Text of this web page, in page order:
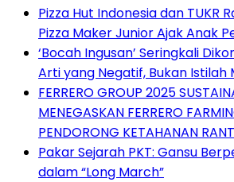
Pizza Hut Indonesia dan TUKR
Pizza Maker Junior Ajak Anak
‘Bocah Ingusan’ Seringkali
Arti yang Negatif, Bukan Istilah
FERRERO GROUP 2025
MENEGASKAN FERRERO
PENDORONG KETAHANAN
Pakar Sejarah PKT: Gansu
dalam “Long March”